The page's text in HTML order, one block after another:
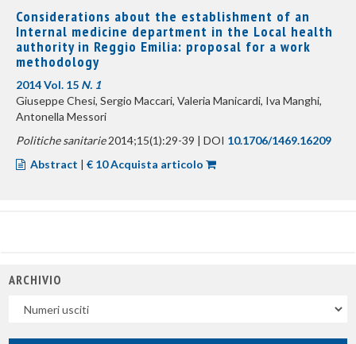
Considerations about the establishment of an
Internal medicine department in the Local health
authority in Reggio Emilia: proposal for a work
methodology
2014 Vol. 15 N. 1
Giuseppe Chesi, Sergio Maccari, Valeria Manicardi, Iva Manghi,
Antonella Messori
Politiche sanitarie2014;15(1):29-39 | DOI 10.1706/1469.16209
Abstract | € 10 Acquista articolo
ARCHIVIO